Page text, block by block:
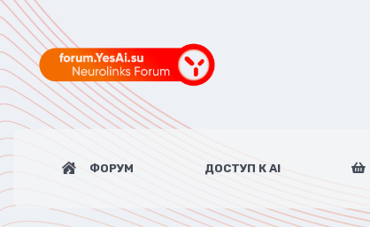
ФОРУМ ДОСТУП К AI